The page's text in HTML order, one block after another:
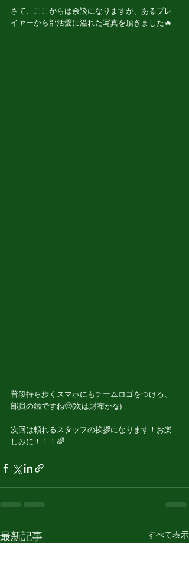
さて、ここからは余談になりますが、あるプレ
イヤーから部活愛に溢れた写真を頂きました🔥
普段持ち歩くスマホにもチームロゴをつける、
部員の鑑ですね🤠(次は財布かな)
次回は頼れるスタッフの挨拶になります！お楽
しみに！！！🌈
最新記事 すべて表示